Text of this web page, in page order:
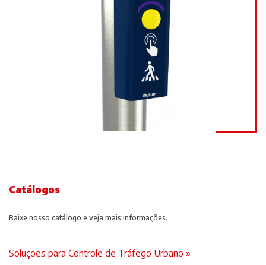
Catálogos
Baixe nosso catálogo e veja mais informações.
Soluções para Controle de Tráfego Urbano »